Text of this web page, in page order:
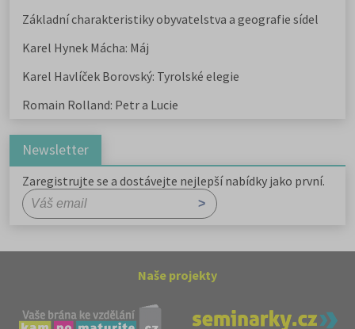
Základní charakteristiky obyvatelstva a geografie sídel
Karel Hynek Mácha: Máj
Karel Havlíček Borovský: Tyrolské elegie
Romain Rolland: Petr a Lucie
Newsletter
Zaregistrujte se a dostávejte nejlepší nabídky jako první.
Naše projekty